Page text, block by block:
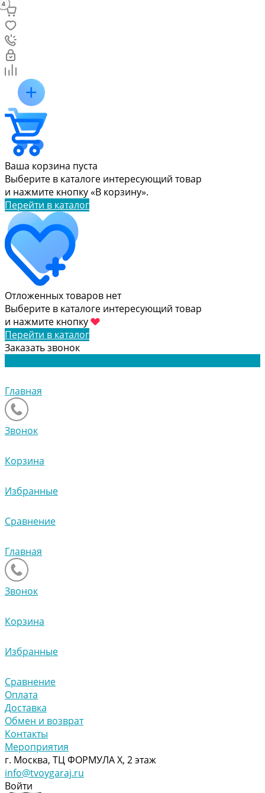
Ваша корзина пуста
Выберите в каталоге интересующий товар
и нажмите кнопку «В корзину».
Перейти в каталог
Отложенных товаров нет
Выберите в каталоге интересующий товар
и нажмите кнопку
Перейти в каталог
Заказать звонок
Главная
Звонок
Корзина
Избранные
Сравнение
Главная
Звонок
Корзина
Избранные
Сравнение
Оплата
Доставка
Обмен и возврат
Контакты
Мероприятия
г. Москва, ТЦ ФОРМУЛА Х, 2 этаж
info@tvoygaraj.ru
Войти
5
2
3
1
4